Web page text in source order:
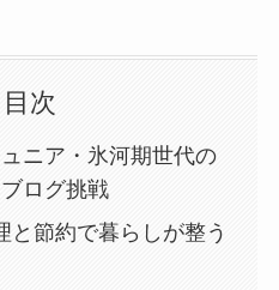
目次
ニア・氷河期世代の
ログ挑戦
と節約で暮らしが整う